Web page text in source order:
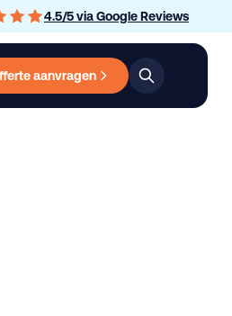
4.5/5via Google Reviews
aanvragen